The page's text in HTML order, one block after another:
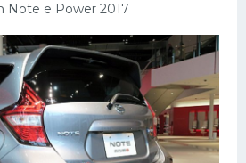
Note e Power 2017